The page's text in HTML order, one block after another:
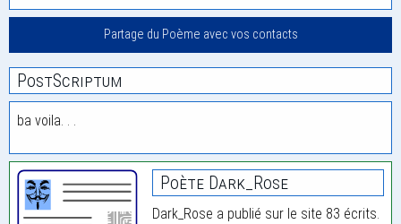
Partage du Poème avec vos contacts
PostScriptum
ba voila. . .
Poète Dark_Rose
Dark_Rose a publié sur le site 83 écrits.